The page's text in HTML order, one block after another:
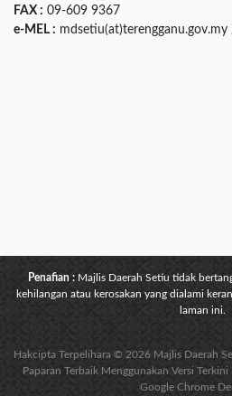
FAX : 09-609 9367
e-MEL :
Penafian : Majlis Daerah Setiu tidak
kehilangan atau kerosakan yang dialami
laman ini.
Hakcipta Terpelihara © 2026 Majlis Daerah
Paparan Terbaik Menggunakan Versi
Google Chrome